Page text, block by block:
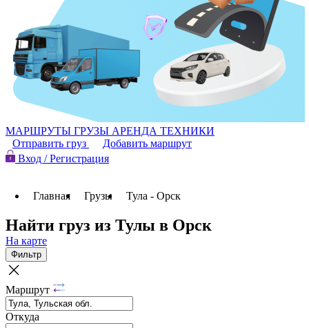
МАРШРУТЫ ГРУЗЫ АРЕНДА ТЕХНИКИ
Отправить груз
Добавить маршрут
Вход / Регистрация
Главная Грузы Тула - Орск
Найти груз из Тулы в Орск
На карте
Фильтр
Маршрут
Откуда